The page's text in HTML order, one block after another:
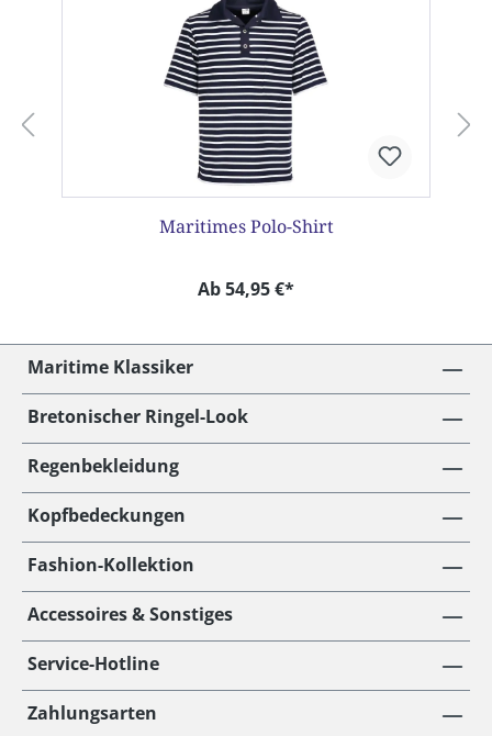
Maritimes Polo-Shirt
Ab 54,95 €*
Maritime Klassiker
Bretonischer Ringel-Look
Regenbekleidung
Kopfbedeckungen
Fashion-Kollektion
Accessoires & Sonstiges
Service-Hotline
Zahlungsarten